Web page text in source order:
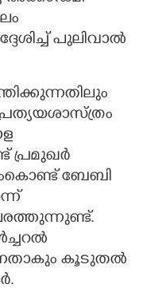
പുലിവാൽ
പ്രമുഖർ
ബേബി
കൂടുതൽ